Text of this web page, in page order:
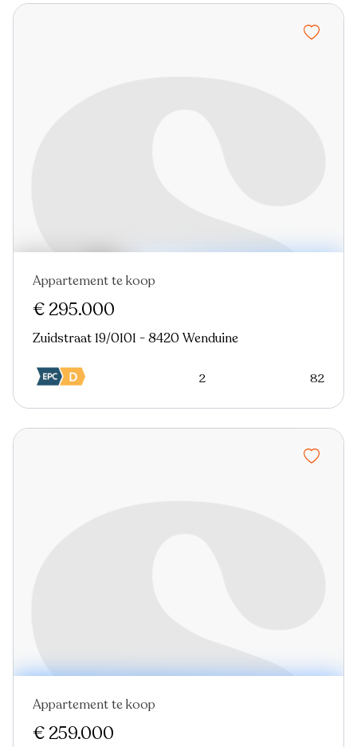
Nieuw
Appartement te koop
€ 295.000
Zuidstraat 19/0101 - 8420 Wenduine
2 82
Verkocht Nieuw
Appartement te koop
€ 259.000